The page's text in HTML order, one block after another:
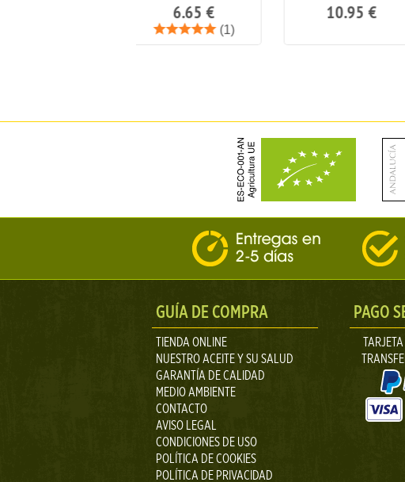
10.95 30.00
GUÍA DE COMPRA
TIENDA ONLINE
NUESTRO ACEITE Y SU SALUD
GARANTÍA DE CALIDAD
MEDIO AMBIENTE
CONTACTO
AVISO LEGAL
CONDICIONES DE USO
POLÍTICA DE COOKIES
POLÍTICA DE PRIVACIDAD
PAGO